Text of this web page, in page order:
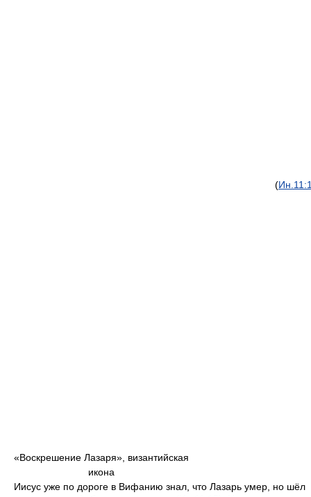
(Ин.
«Воскрешение Лазаря», византийская
икона
Иисус уже по дороге в Вифанию знал, что Лазарь умер, но шёл